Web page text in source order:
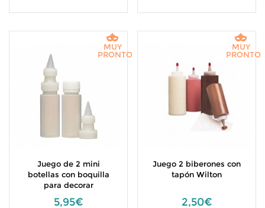
Juego de 2 mini
botellas con boquilla
para decorar
5,95€
MUY
PRONTO
Juego 2 biberones con
tapón Wilton
2,50€
MUY
PRONTO